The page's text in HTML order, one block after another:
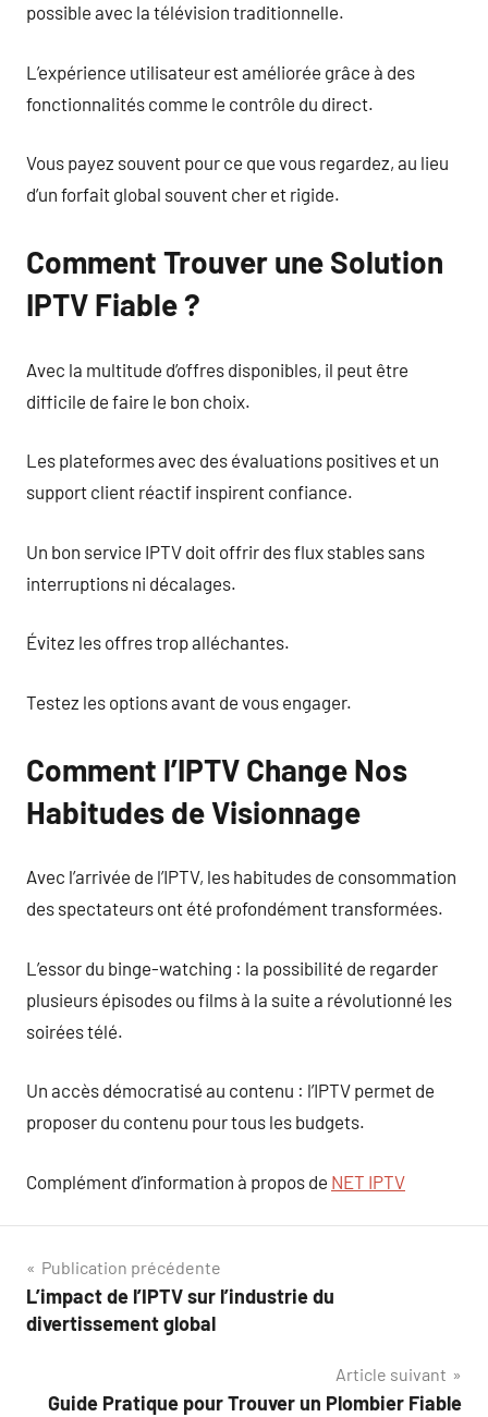
possible avec la télévision traditionnelle.
L’expérience utilisateur est améliorée grâce à des
fonctionnalités comme le contrôle du direct.
Vous payez souvent pour ce que vous regardez, au lieu
d’un forfait global souvent cher et rigide.
Comment Trouver une Solution
IPTV Fiable ?
Avec la multitude d’offres disponibles, il peut être
difficile de faire le bon choix.
Les plateformes avec des évaluations positives et un
support client réactif inspirent confiance.
Un bon service IPTV doit offrir des flux stables sans
interruptions ni décalages.
Évitez les offres trop alléchantes.
Testez les options avant de vous engager.
Comment l’IPTV Change Nos
Habitudes de Visionnage
Avec l’arrivée de l’IPTV, les habitudes de consommation
des spectateurs ont été profondément transformées.
L’essor du binge-watching : la possibilité de regarder
plusieurs épisodes ou films à la suite a révolutionné les
soirées télé.
Un accès démocratisé au contenu : l’IPTV permet de
proposer du contenu pour tous les budgets.
Complément d’information à propos de NET IPTV
Navigation
de
Publication précédente
L’impact de l’IPTV sur l’industrie du
divertissement global
Article suivant
Guide Pratique pour Trouver un Plombier Fiable